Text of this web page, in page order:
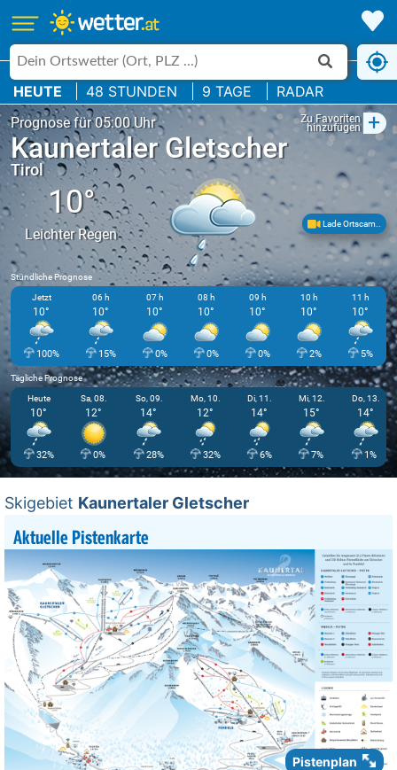
HEUTE 48 STUNDEN 9 TAGE RADAR
Prognose für 05:00 Uhr Zu Favoriten
hinzufügen +
Kaunertaler Gletscher
Tirol
10°
Leichter Regen
Lade Ortscam..
Stündliche Prognose
Jetzt
10°
100%
06 h
10°
15%
07 h
10°
0%
08 h
10°
0%
09 h
10°
0%
10 h
10°
2%
11 h
10°
5%
Tägliche Prognose
Heute
10°
32%
Sa, 08.
12°
0%
So, 09.
14°
28%
Mo, 10.
12°
32%
Di, 11.
14°
6%
Mi, 12.
15°
7%
Do, 13.
14°
1%
Skigebiet Kaunertaler Gletscher
Aktuelle Pistenkarte
Pistenplan